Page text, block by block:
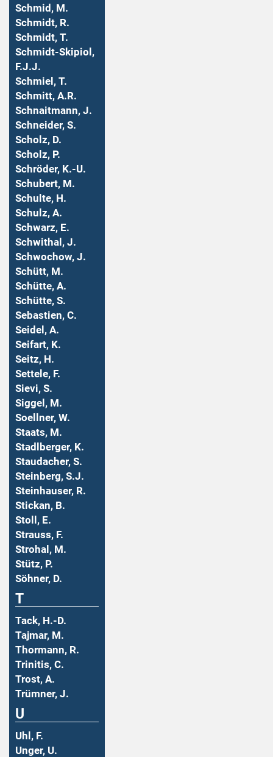
Schmid, M.
Schmidt, R.
Schmidt, T.
Schmidt-Skipiol,
F.J.J.
Schmiel, T.
Schmitt, A.R.
Schnaitmann, J.
Schneider, S.
Scholz, D.
Scholz, P.
Schröder, K.-U.
Schubert, M.
Schulte, H.
Schulz, A.
Schwarz, E.
Schwithal, J.
Schwochow, J.
Schütt, M.
Schütte, A.
Schütte, S.
Sebastien, C.
Seidel, A.
Seifart, K.
Seitz, H.
Settele, F.
Sievi, S.
Siggel, M.
Soellner, W.
Staats, M.
Stadlberger, K.
Staudacher, S.
Steinberg, S.J.
Steinhauser, R.
Stickan, B.
Stoll, E.
Strauss, F.
Strohal, M.
Stütz, P.
Söhner, D.
T
Tack, H.-D.
Tajmar, M.
Thormann, R.
Trinitis, C.
Trost, A.
Trümner, J.
U
Uhl, F.
Unger, U.